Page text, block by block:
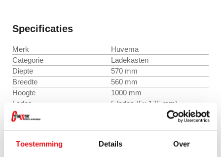
Toestemming Details Over
Specificaties
Merk
Huvema
Categorie
Ladekasten
Diepte
570 mm
Breedte
560 mm
Hoogte
1000 mm
Lades
5 lades (5x 175 mm)
Draagkracht per lade